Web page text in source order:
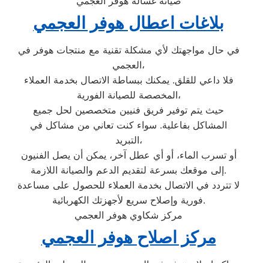
بلاغات اعطال هوفر العجمي
في حال مواجهتك لأي مشكلة تقنية مع منتجات هوفر في
العجمي،
فلا داعي للقلق. يمكنك ببساطة الاتصال بخدمة العملاء
المخصصة للصيانة الفورية،
حيث يتم توفير فريق فنيين متخصصين لحل جميع
المشاكل بفاعلية. سواء كنت تعاني من مشاكل في
التبريد،
أو تسرب الماء، أو أي عطل آخر، يمكن أن يصل الفنيون
إلى موقعك بسرعة لتقديم الدعم والصيانة اللازمة.
لا تتردد في الاتصال بخدمة العملاء للحصول على مساعدة
فورية وإصلاح سريع لأجهزتك الكهربائية.
مركز شكاوي هوفر العجمي
مركز اصلاح هوفر العجمي